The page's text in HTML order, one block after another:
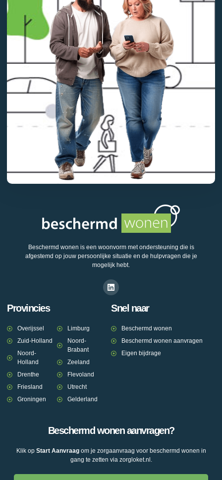
Beschermd wonen is een woonvorm met ondersteuning die is
afgestemd op jouw persoonlijke situatie en de hulpvragen die je
mogelijk hebt.
Provincies
Overijssel
Zuid-Holland
Noord-
Holland
Drenthe
Friesland
Groningen
Limburg
Noord-
Brabant
Zeeland
Flevoland
Utrecht
Gelderland
Snel naar
Beschermd wonen
Beschermd wonen aanvragen
Eigen bijdrage
Beschermd wonen aanvragen?
Klik op Start Aanvraagom je zorgaanvraag voor beschermd wonen in
gang te zetten via zorgloket.nl.